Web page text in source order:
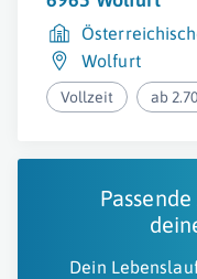
Wolfurt
Vollzeit ab
Dein